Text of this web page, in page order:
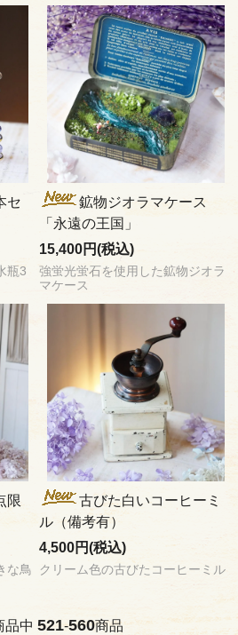
セ
瓶3
鉱物ジオラマケース
「永遠の王国」
15,400円(税込)
強蛍光蛍石を使用した鉱物ジオラ
マケース
限
な鳥
古びた白いコーヒーミ
ル（備考有）
4,500円(税込)
クリーム色の古びたコーヒーミル
品中 521-560商品